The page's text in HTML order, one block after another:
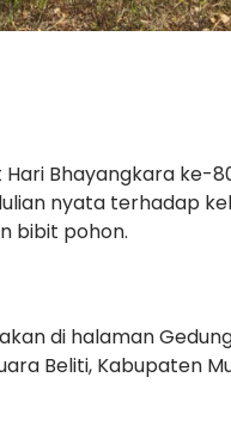
Bhayangkara ke-
nyata terhadap
bibit pohon.
di halaman
Beliti, Kabupaten